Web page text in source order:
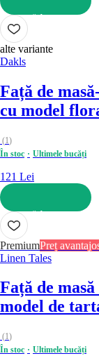
ADAUGĂ ÎN COȘ
alte variante
Dakls
Față de masă
cu model
(1)
În stoc
Ultimele bucăți
121 Lei
ADAUGĂ ÎN COȘ
PremiumPreț
Linen Tales
Față de
model de
(1)
În stoc
Ultimele bucăți